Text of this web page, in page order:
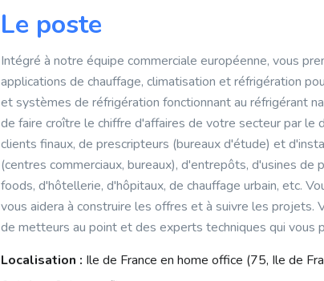
Le poste
Intégré à notre équipe commerciale européenne, vous
applications de chauffage, climatisation et réfrigération
et systèmes de réfrigération fonctionnant au réfrigérant
de faire croître le chiffre d'affaires de votre secteur par
clients finaux, de prescripteurs (bureaux d'étude) et
(centres commerciaux, bureaux), d'entrepôts, d'usines
foods, d'hôtellerie, d'hôpitaux, de chauffage urbain, etc.
vous aidera à construire les offres et à suivre les projets.
de metteurs au point et des experts techniques qui
Localisation : Ile de France en home office (75, Ile de